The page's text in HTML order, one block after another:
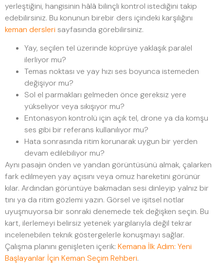
yerleştiğini, hangisinin hâlâ bilinçli kontrol istediğini takip
edebilirsiniz. Bu konunun birebir ders içindeki karşılığını
keman dersleri sayfasında görebilirsiniz.
Yay, seçilen tel üzerinde köprüye yaklaşık paralel
ilerliyor mu?
Temas noktası ve yay hızı ses boyunca istemeden
değişiyor mu?
Sol el parmakları gelmeden önce gereksiz yere
yükseliyor veya sıkışıyor mu?
Entonasyon kontrolü için açık tel, drone ya da komşu
ses gibi bir referans kullanılıyor mu?
Hata sonrasında ritim korunarak uygun bir yerden
devam edilebiliyor mu?
Aynı pasajın önden ve yandan görüntüsünü almak, çalarken
fark edilmeyen yay açısını veya omuz hareketini görünür
kılar. Ardından görüntüye bakmadan sesi dinleyip yalnız bir
tını ya da ritim gözlemi yazın. Görsel ve işitsel notlar
uyuşmuyorsa bir sonraki denemede tek değişken seçin. Bu
kart, ilerlemeyi belirsiz yetenek yargılarıyla değil tekrar
incelenebilen teknik göstergelerle konuşmayı sağlar.
Çalışma planını genişleten içerik: Kemana İlk Adım: Yeni
Başlayanlar İçin Keman Seçim Rehberi.